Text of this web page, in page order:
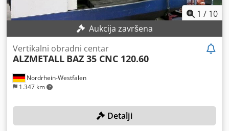
1 / 10
Aukcija završena
Nordrhein-Westfalen
1.347 km
Vertikalni obradni centar
ALZMETALL BAZ 35 CNC 120.60
Detalji